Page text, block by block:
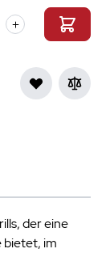
der eine
bietet, im